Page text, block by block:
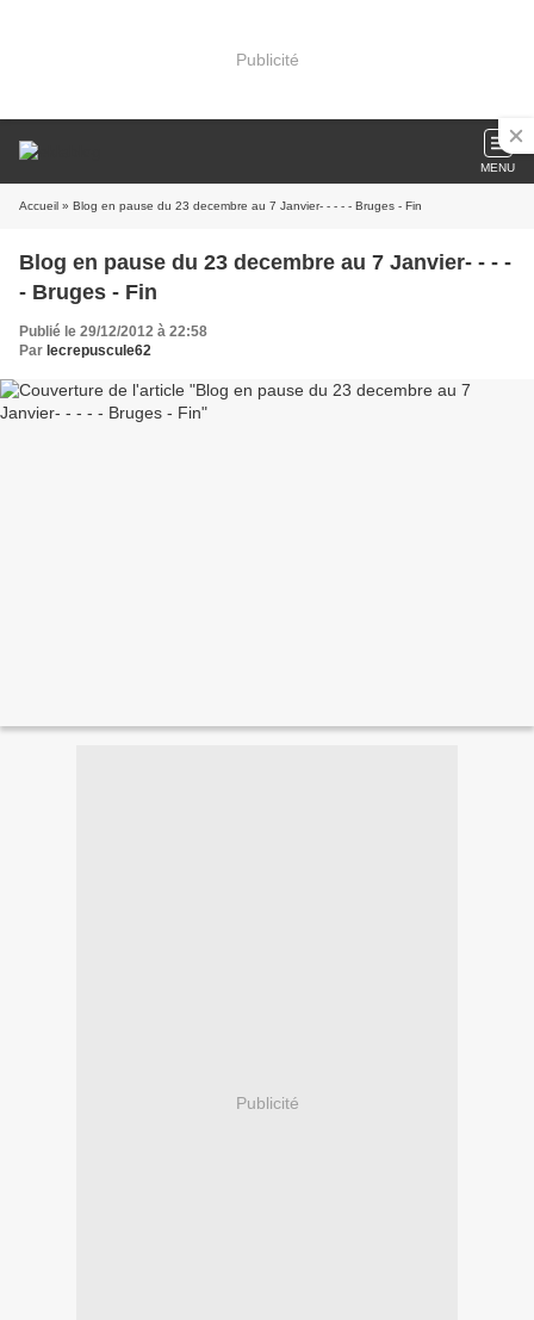
Publicité
MENU
Accueil » Blog en pause du 23 decembre au 7 Janvier- - - - - Bruges - Fin
Blog en pause du 23 decembre au 7 Janvier- - - -
- Bruges - Fin
Publié le 29/12/2012 à 22:58
Par lecrepuscule62
Publicité